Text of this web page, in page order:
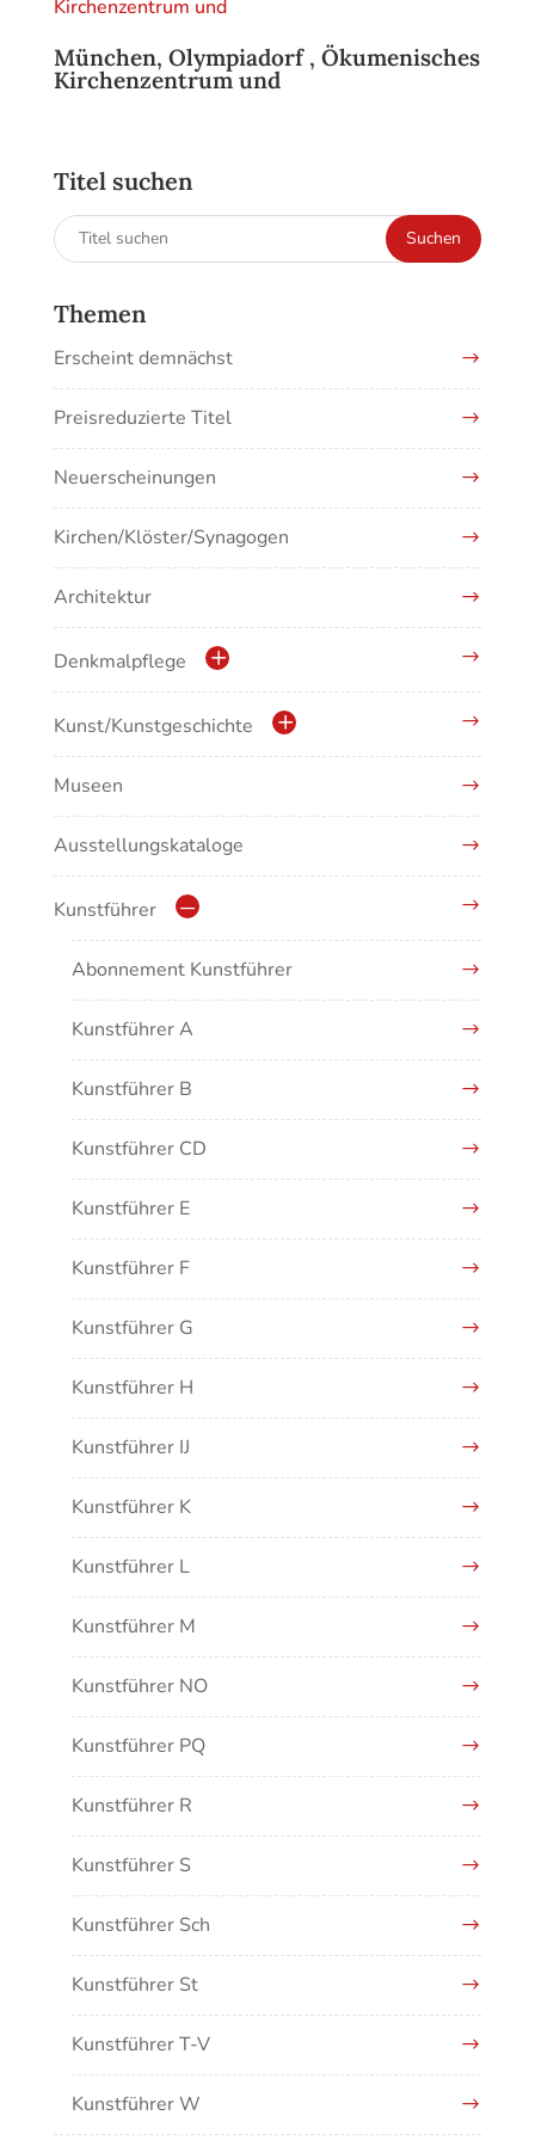
München, Olympiadorf , Ökumenisches
Kirchenzentrum und
Titel suchen
Suchen
nach:
Suchen
Themen
Erscheint demnächst
Preisreduzierte Titel
Neuerscheinungen
Kirchen/Klöster/Synagogen
Architektur
Denkmalpflege
Kulturdenkmale in Baden-Württemberg
Kunst/Kunstgeschichte
Antike/Mittelalter
Renaissance/Barock/19. Jahrhundert
Moderne/Gegenwartskunst
Übergreifende Darstellungen
Museen
Ausstellungskataloge
Kunstführer
Abonnement Kunstführer
Kunstführer A
Kunstführer B
Kunstführer CD
Kunstführer E
Kunstführer F
Kunstführer G
Kunstführer H
Kunstführer IJ
Kunstführer K
Kunstführer L
Kunstführer M
Kunstführer NO
Kunstführer PQ
Kunstführer R
Kunstführer S
Kunstführer Sch
Kunstführer St
Kunstführer T-V
Kunstführer W